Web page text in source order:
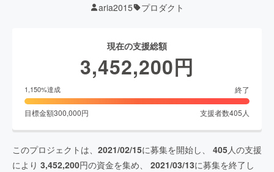
aria2015 プロダクト
現在の支援総額
3,452,200円
1,150%達成 終了
目標金額300,000円 支援者数405 人
このプロジェクトは、 2021/02/15に募集を開始し、 405人の支援
により 3,452,200円の資金を集め、 2021/03/13に募集を終了し